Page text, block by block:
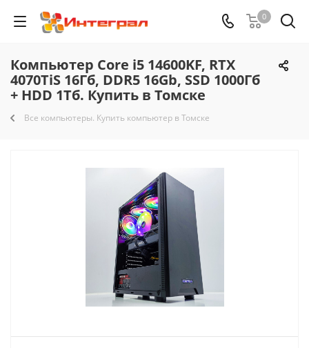
0
Компьютер Core i5 14600KF, RTX
4070TiS 16Гб, DDR5 16Gb, SSD 1000Гб
+ HDD 1Тб. Купить в Томске
Все компьютеры. Купить компьютер в Томске